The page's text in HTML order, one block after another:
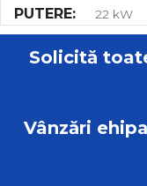
PUTERE 22 kW
MAX. VOLUMUL
GREUTATE 615 kg
Solicită
Vânzări